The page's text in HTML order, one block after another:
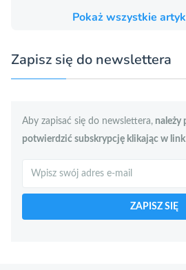
Pokaż wszystkie
Zapisz się do newslettera
Aby zapisać się do newslettera, należy
potwierdzić subskrypcję klikając w
ZAPISZ SIĘ